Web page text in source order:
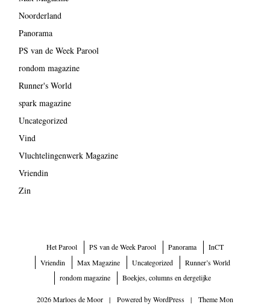
Noorderland
Panorama
PS van de Week Parool
rondom magazine
Runner's World
spark magazine
Uncategorized
Vind
Vluchtelingenwerk Magazine
Vriendin
Zin
Het Parool PS van de Week Parool Panorama
InCT
Vriendin
Max Magazine Uncategorized
Runner’s World
rondom magazine
Boekjes, columns en dergelijke
2026 Marloes de Moor | Powered byWordPress |
Theme Mon